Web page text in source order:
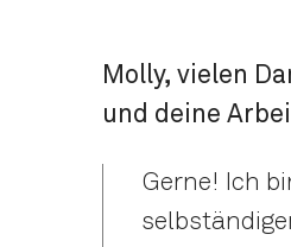
Molly, vielen
und deine
Gerne! Ich